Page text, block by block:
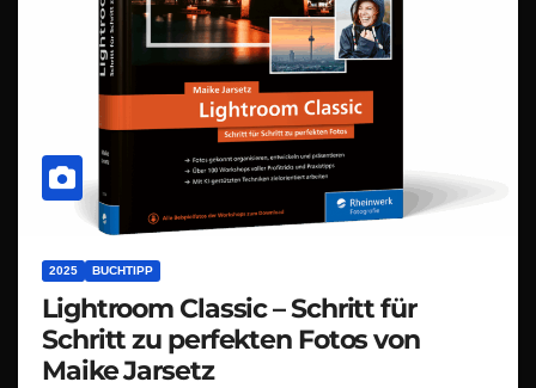
2025 BUCHTIPP
Lightroom Classic – Schritt für
Schritt zu perfekten Fotos von
Maike Jarsetz